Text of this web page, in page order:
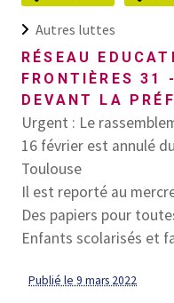
Autres luttes
RÉSEAU
FRONTIÈRES 31
DEVANT LA
Urgent : Le
16 février est annulé
Toulouse
Il est reporté au
Des papiers pour
Enfants scolarisés et
Publié le 9 mars 2022